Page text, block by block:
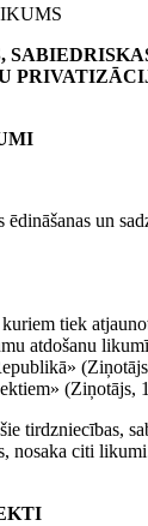
un
tiek
atdošanu
(Ziņotājs,
tirdzniecības,
nosaka citi